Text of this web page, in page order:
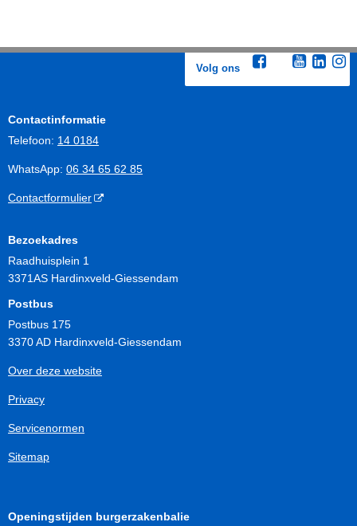
Volg ons
Contactinformatie
Telefoon: 14 0184
WhatsApp: 06 34 65 62 85
Contactformulier
Bezoekadres
Raadhuisplein 1
3371AS Hardinxveld-Giessendam
Postbus
Postbus 175
3370 AD Hardinxveld-Giessendam
Over deze website
Privacy
Servicenormen
Sitemap
Openingstijden burgerzakenbalie